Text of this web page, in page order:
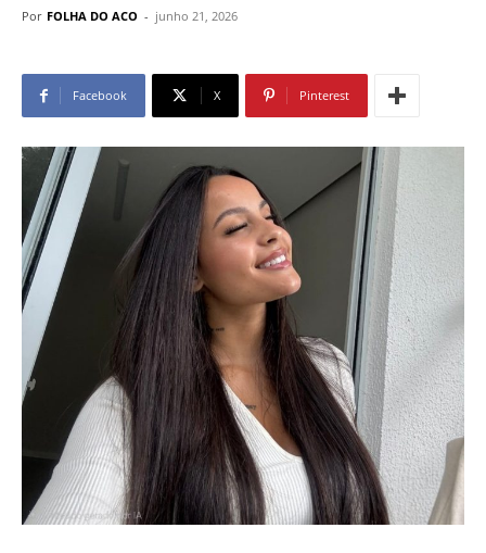
Por FOLHA DO ACO - junho 21, 2026
Facebook X Pinterest